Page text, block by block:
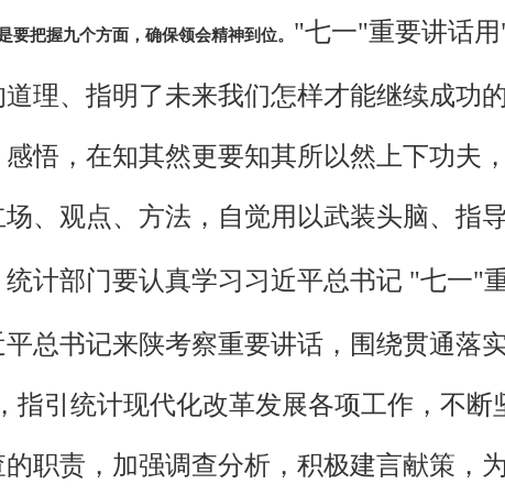
要把握九个方面，确保领会精神到位。 "七一"重要讲话
理、指明了未来我们怎样才能继续成功
悟，在知其然更要知其所以然上下功夫
、观点、方法，自觉用以武装头脑、指
统计部门要认真学习习近平总书记 "七一"
总书记来陕考察重要讲话，围绕贯通落
指引统计现代化改革发展各项工作，不断
职责，加强调查分析，积极建言献策，